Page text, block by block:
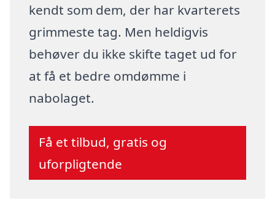
kendt som dem, der har kvarterets
grimmeste tag. Men heldigvis
behøver du ikke skifte taget ud for
at få et bedre omdømme i
nabolaget.
Få et tilbud, gratis og
uforpligtende